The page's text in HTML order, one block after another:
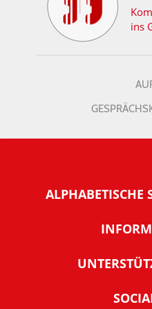
ins
ALPHABETISCHE
Warum
Tipps zur Nutzung